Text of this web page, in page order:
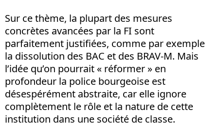
Sur ce thème, la plupart des mesures
concrètes avancées par la FI sont
parfaitement justifiées, comme par exemple
la dissolution des BAC et des BRAV-M. Mais
l’idée qu’on pourrait « réformer » en
profondeur la police bourgeoise est
désespérément abstraite, car elle ignore
complètement le rôle et la nature de cette
institution dans une société de classe.